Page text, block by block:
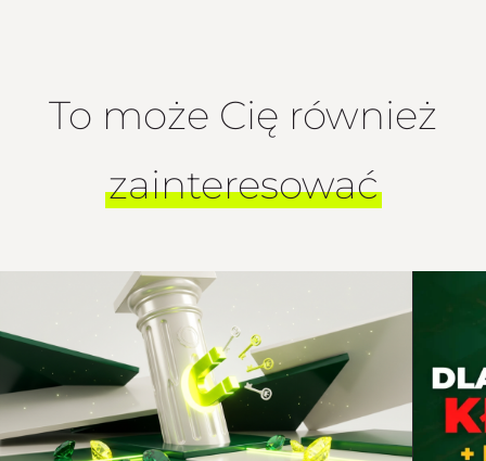
To może Cię również
zainteresować